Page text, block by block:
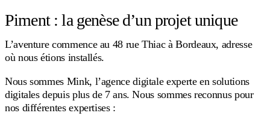
Piment : la genèse d’un projet unique
L’aventure commence au 48 rue Thiac à Bordeaux, adresse
où nous étions installés.
Nous sommes Mink, l’agence digitale experte en solutions
digitales depuis plus de 7 ans. Nous sommes reconnus pour
nos différentes expertises :